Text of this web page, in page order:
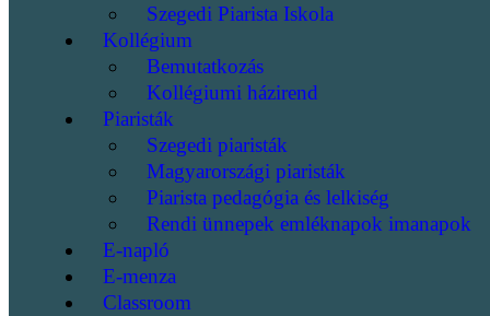
Szegedi Piarista Iskola
Kollégium
Bemutatkozás
Kollégiumi házirend
Piaristák
Szegedi piaristák
Magyarországi piaristák
Piarista pedagógia és lelkiség
Rendi ünnepek emléknapok imanapok
E-napló
E-menza
Classroom